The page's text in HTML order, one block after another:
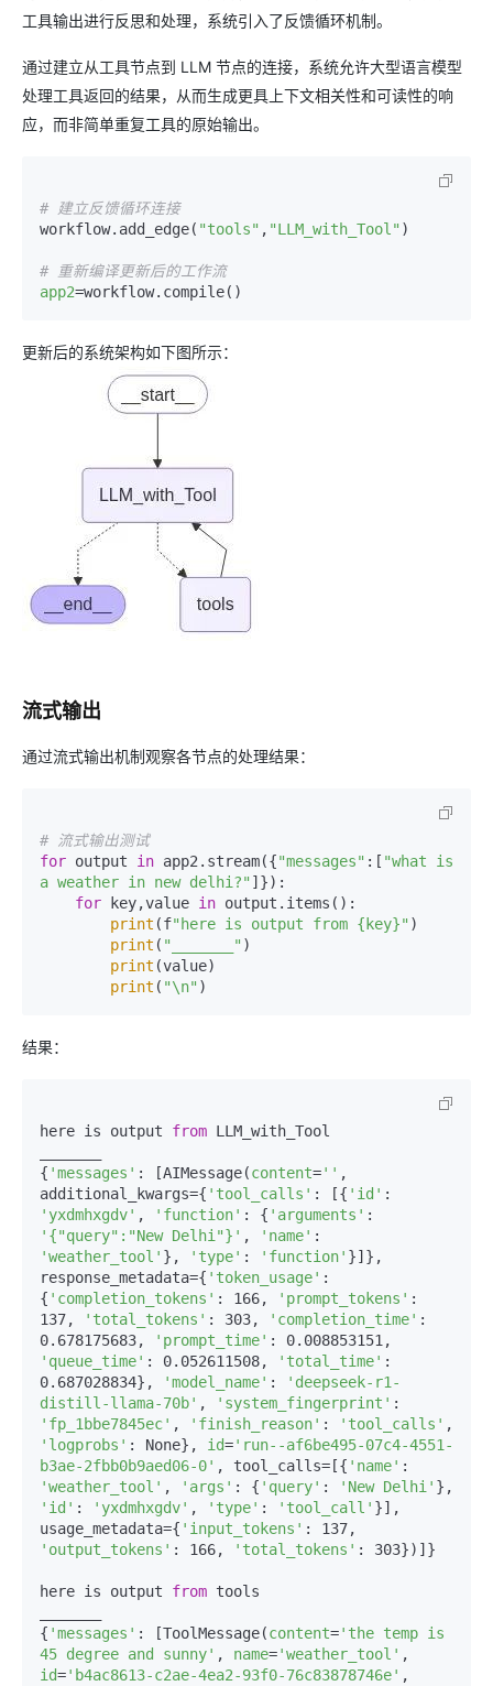
工具输出进行反思和处理，系统引入了反馈循环机制。
通过建立从工具节点到 LLM 节点的连接，系统允许大型语言模型
处理工具返回的结果，从而生成更具上下文相关性和可读性的响
应，而非简单重复工具的原始输出。
# 建立反馈循环连接
workflow.add_edge( "tools" , "LLM_with_Tool" )
# 重新编译更新后的工作流
app2
更新后的系统架构如下图所示：
流式输出
通过流式输出机制观察各节点的处理结果：
# 流式输出测试
for output in app2.stream({"messages" :[ "what is
a weather in new delhi?" ]}):
for key,value in output.items():
print (f"here is output from {key}" )
print ( "_______" )
print (value)
print ( "\n"
结果：
here is output from LLM_with_Tool
{ 'messages' : [AIMessage(content='' ,
additional_kwargs={ 'tool_calls' : [{ 'id'
'yxdmhxgdv' , 'function' : { 'arguments'
'{"query":"New Delhi"}' , 'name'
'weather_tool' }, 'type' : 'function' }]},
response_metadata={ 'token_usage' :
{ 'completion_tokens' : 166, 'prompt_tokens' :
137,
'total_tokens' : 303, 'completion_time' :
0.678175683,
'prompt_time'
'queue_time' : 0.052611508, 'total_time' :
0.687028834},
'model_name' :
'deepseek-r1-
distill-llama-70b' , 'system_fingerprint'
'fp_1bbe7845ec' , 'finish_reason' : 'tool_calls'
'logprobs' : None}, id='run--af6be495-07c4-4551-
b3ae-2fbb0b9aed06-0' , tool_calls=[{ 'name'
'weather_tool' , 'args' : { 'query' : 'New Delhi'
'id' : 'yxdmhxgdv' , 'type' : 'tool_call' }],
usage_metadata={ 'input_tokens'
'output_tokens' : 166, 'total_tokens' : 303})]}
here is output from tools
{ 'messages' : [ToolMessage(content='the temp is
45 degree and sunny' , name='weather_tool'
id='b4ac8613-c2ae-4ea2-93f0-76c83878746e'